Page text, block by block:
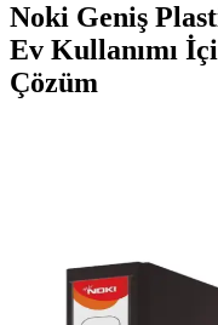
Noki Geniş
Ev Kullanımı
Çözüm